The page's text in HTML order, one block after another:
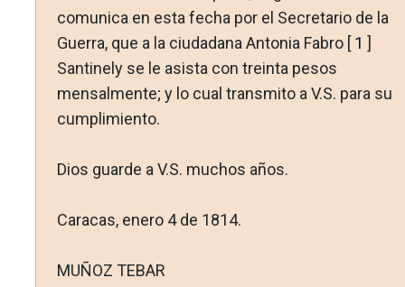
comunica en esta fecha por el Secretario de la
Guerra, que a la ciudadana Antonia Fabro [ 1 ]
Santinely se le asista con treinta pesos
mensalmente; y lo cual transmito a V.S. para su
cumplimiento.
Dios guarde a V.S. muchos años.
Caracas, enero 4 de 1814.
MUÑOZ TEBAR